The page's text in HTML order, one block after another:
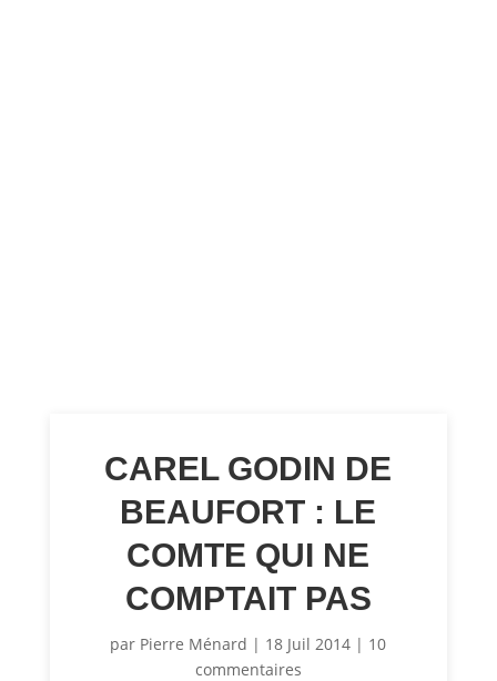
CAREL GODIN DE
BEAUFORT : LE
COMTE QUI NE
COMPTAIT PAS
par Pierre Ménard | 18 Juil 2014 | 10
commentaires